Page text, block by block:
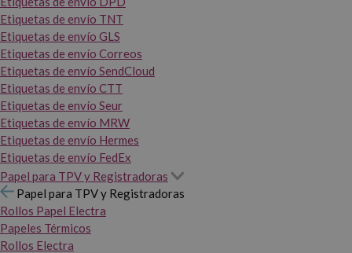
Etiquetas de envío TNT
Etiquetas de envío GLS
Etiquetas de envío Correos
Etiquetas de envío SendCloud
Etiquetas de envío CTT
Etiquetas de envío Seur
Etiquetas de envío MRW
Etiquetas de envío Hermes
Etiquetas de envío FedEx
Papel para TPV y Registradoras
Papel para TPV y Registradoras
Rollos Papel Electra
Papeles Térmicos
Rollos Electra